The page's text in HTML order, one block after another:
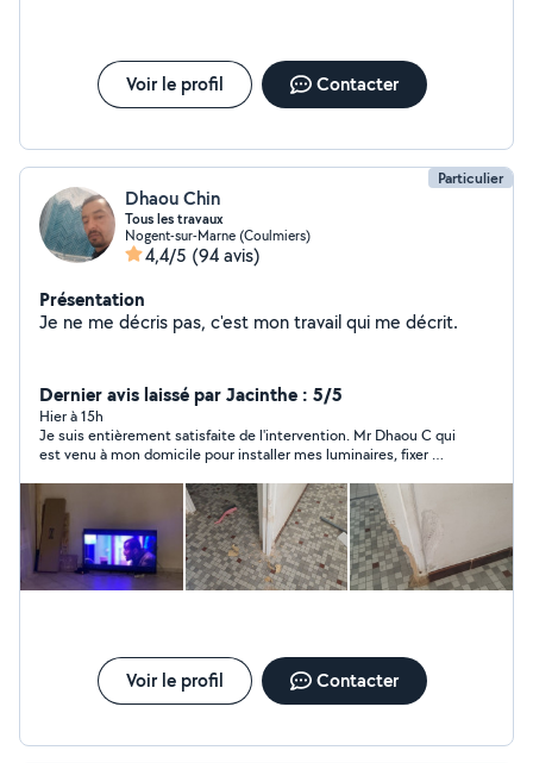
Voir le profil Contacter
Particulier
Dhaou Chin
Tous les travaux
Nogent-sur-Marne (Coulmiers)
4,4/5 (94 avis)
Présentation
Je ne me décris pas, c'est mon travail qui me décrit.
Dernier avis laissé par Jacinthe : 5/5
Hier à 15h
Je suis entièrement satisfaite de l'intervention. Mr Dhaou C qui
est venu à mon domicile pour installer mes luminaires, fixer ma
grande qualité. Il a été très professionnel, très poli, agréable et
à l'écoute. Le chantier a été laissé propre et tout fonctionne
parfaitement. Je recommande vraiment Mr Dhaou C sans
hésitation. Merci encore pour votre sérieux et votre
professionnalisme !
Voir le profil Contacter